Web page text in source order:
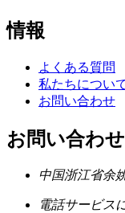
情報
よくある質問
私たちについ
お問い合わせ
お問い合わせ
中国浙江省余
電話サービス